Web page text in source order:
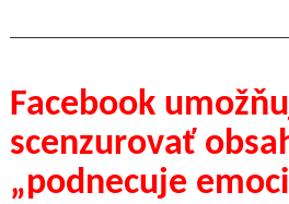
Facebook
scenzurovať
„podnecuje